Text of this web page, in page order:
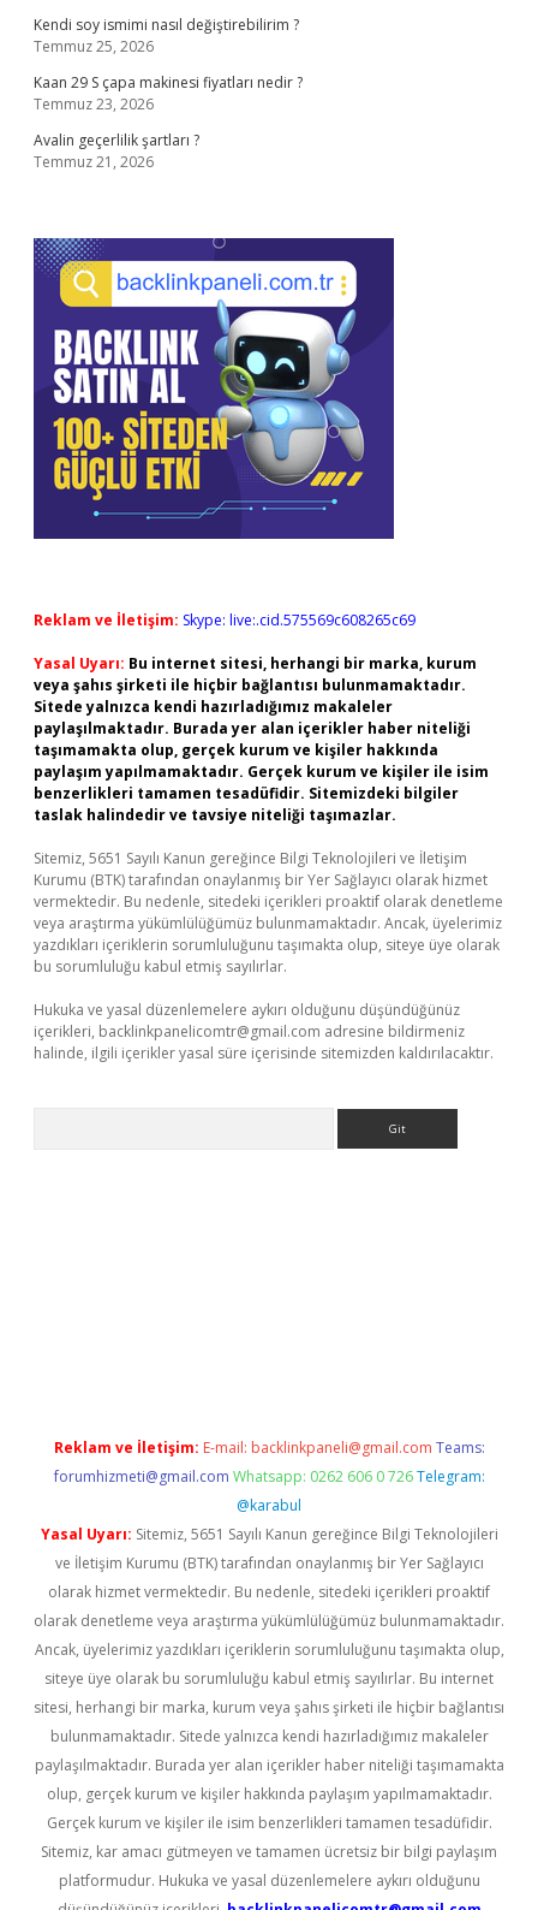
Kendi soy ismimi nasıl değiştirebilirim ?
Temmuz 25, 2026
Kaan 29 S çapa makinesi fiyatları nedir ?
Temmuz 23, 2026
Avalin geçerlilik şartları ?
Temmuz 21, 2026
Reklam ve İletişim: Skype: live:.cid.575569c608265c69
Yasal Uyarı: Bu internet sitesi, herhangi bir marka, kurum
veya şahıs şirketi ile hiçbir bağlantısı bulunmamaktadır.
Sitede yalnızca kendi hazırladığımız makaleler
paylaşılmaktadır. Burada yer alan içerikler haber niteliği
taşımamakta olup, gerçek kurum ve kişiler hakkında
paylaşım yapılmamaktadır. Gerçek kurum ve kişiler ile isim
benzerlikleri tamamen tesadüfidir. Sitemizdeki bilgiler
taslak halindedir ve tavsiye niteliği taşımazlar.
Sitemiz, 5651 Sayılı Kanun gereğince Bilgi Teknolojileri ve İletişim
Kurumu (BTK) tarafından onaylanmış bir Yer Sağlayıcı olarak hizmet
vermektedir. Bu nedenle, sitedeki içerikleri proaktif olarak denetleme
veya araştırma yükümlülüğümüz bulunmamaktadır. Ancak, üyelerimiz
yazdıkları içeriklerin sorumluluğunu taşımakta olup, siteye üye olarak
bu sorumluluğu kabul etmiş sayılırlar.
Hukuka ve yasal düzenlemelere aykırı olduğunu düşündüğünüz
içerikleri, backlinkpanelicomtr@gmail.com adresine bildirmeniz
halinde, ilgili içerikler yasal süre içerisinde sitemizden kaldırılacaktır.
Reklam ve İletişim: E-mail: backlinkpaneli@gmail.com Teams:
forumhizmeti@gmail.com Whatsapp: 0262 606 0 726 Telegram:
@karabul
Yasal Uyarı: Sitemiz, 5651 Sayılı Kanun gereğince Bilgi Teknolojileri
ve İletişim Kurumu (BTK) tarafından onaylanmış bir Yer Sağlayıcı
olarak hizmet vermektedir. Bu nedenle, sitedeki içerikleri proaktif
olarak denetleme veya araştırma yükümlülüğümüz bulunmamaktadır.
Ancak, üyelerimiz yazdıkları içeriklerin sorumluluğunu taşımakta olup,
siteye üye olarak bu sorumluluğu kabul etmiş sayılırlar. Bu internet
sitesi, herhangi bir marka, kurum veya şahıs şirketi ile hiçbir bağlantısı
bulunmamaktadır. Sitede yalnızca kendi hazırladığımız makaleler
paylaşılmaktadır. Burada yer alan içerikler haber niteliği taşımamakta
olup, gerçek kurum ve kişiler hakkında paylaşım yapılmamaktadır.
Gerçek kurum ve kişiler ile isim benzerlikleri tamamen tesadüfidir.
Sitemiz, kar amacı gütmeyen ve tamamen ücretsiz bir bilgi paylaşım
platformudur. Hukuka ve yasal düzenlemelere aykırı olduğunu